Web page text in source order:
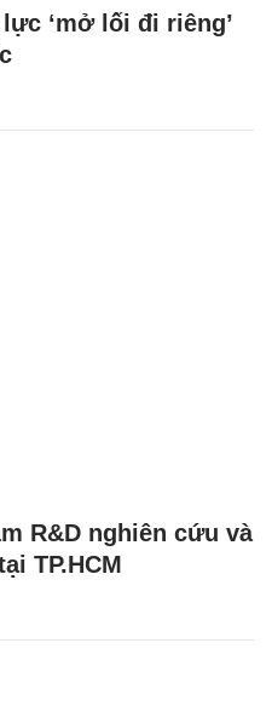
‘mở lối đi riêng’
R&D nghiên cứu và
TP.HCM